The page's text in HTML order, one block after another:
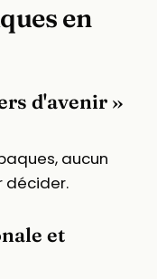
en
d'avenir »
aucun
décider.
et